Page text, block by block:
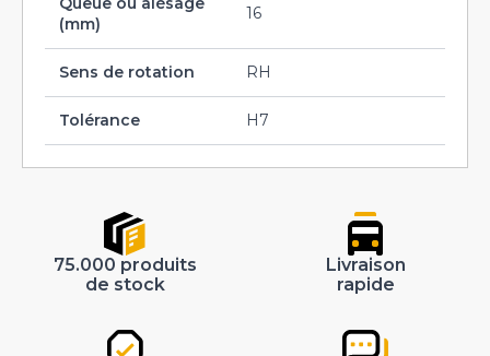
(mm)
16
Sens de rotation RH
Tolérance H7
75.000 produits
de stock
Livraison
rapide